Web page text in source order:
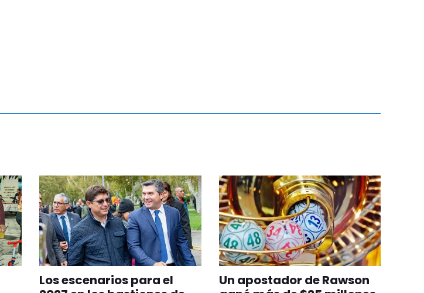
Los escenarios para el
Un apostador de Rawson